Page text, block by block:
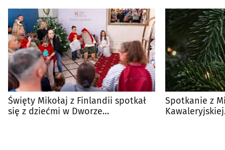
Święty Mikołaj z Finlandii spotkał
się z dziećmi w Dworze
Spotkanie z